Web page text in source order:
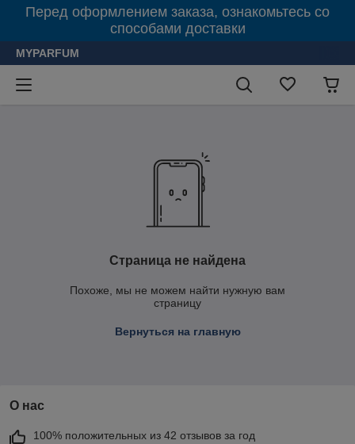
Перед оформлением заказа, ознакомьтесь со
способами доставки
MYPARFUM
Страница не найдена
Похоже, мы не можем найти нужную вам
страницу
Вернуться на главную
О нас
100% положительных из 42 отзывов за год